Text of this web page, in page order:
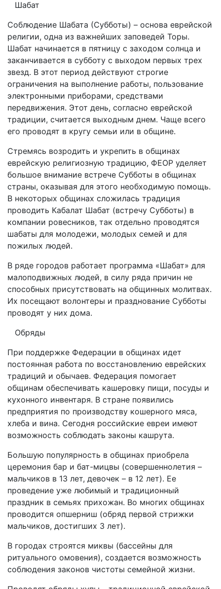
Шабат
Соблюдение Шабата (Субботы) – основа еврейской
религии, одна из важнейших заповедей Торы.
Шабат начинается в пятницу с заходом солнца и
заканчивается в субботу с выходом первых трех
звезд. В этот период действуют строгие
ограничения на выполнение работы, пользование
электронными приборами, средствами
передвижения. Этот день, согласно еврейской
традиции, считается выходным днем. Чаще всего
его проводят в кругу семьи или в общине.
Стремясь возродить и укрепить в общинах
еврейскую религиозную традицию, ФЕОР уделяет
большое внимание встрече Субботы в общинах
страны, оказывая для этого необходимую помощь.
В некоторых общинах сложилась традиция
проводить Кабалат Шабат (встречу Субботы) в
компании ровесников, так отдельно проводятся
шабаты для молодежи, молодых семей и для
пожилых людей.
В ряде городов работает программа «Шабат» для
малоподвижных людей, в силу ряда причин не
способных присутствовать на общинных молитвах.
Их посещают волонтеры и празднование Субботы
проводят у них дома.
Обряды
При поддержке Федерации в общинах идет
постоянная работа по восстановлению еврейских
традиций и обычаев. Федерация помогает
общинам обеспечивать кашеровку пищи, посуды и
кухонного инвентаря. В стране появились
предприятия по производству кошерного мяса,
хлеба и вина. Сегодня российские евреи имеют
возможность соблюдать законы кашрута.
Большую популярность в общинах приобрела
церемония бар и бат-мицвы (совершеннолетия –
мальчиков в 13 лет, девочек – в 12 лет). Ее
проведение уже любимый и традиционный
праздник в семьях прихожан. Во многих общинах
проводится опшерниш (обряд первой стрижки
мальчиков, достигших 3 лет).
В городах строятся миквы (бассейны для
ритуального омовения), создается возможность
соблюдения законов чистоты семейной жизни.